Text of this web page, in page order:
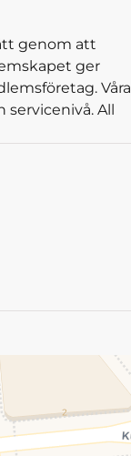
genom att
ger
Våra
All